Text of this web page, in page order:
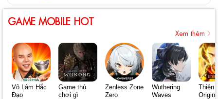
GAME MOBILE HOT
Xem thêm
Võ Lâm Hắc
Đạo
Game thủ
chơi gì
Zenless Zone
Zero
Wuthering
Waves
Thiên
Origin